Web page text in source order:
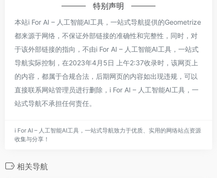
特别声明
本站i For AI – 人工智能AI工具，一站式导航提供的Geometrize
都来源于网络，不保证外部链接的准确性和完整性，同时，对
于该外部链接的指向，不由i For AI – 人工智能AI工具，一站式
导航实际控制，在2023年4月5日 上午2:37收录时，该网页上
的内容，都属于合规合法，后期网页的内容如出现违规，可以
直接联系网站管理员进行删除，i For AI – 人工智能AI工具，一
站式导航不承担任何责任。
i For AI – 人工智能AI工具，一站式导航致力于优质、实用的网络站点资源
收集与分享！
相关导航